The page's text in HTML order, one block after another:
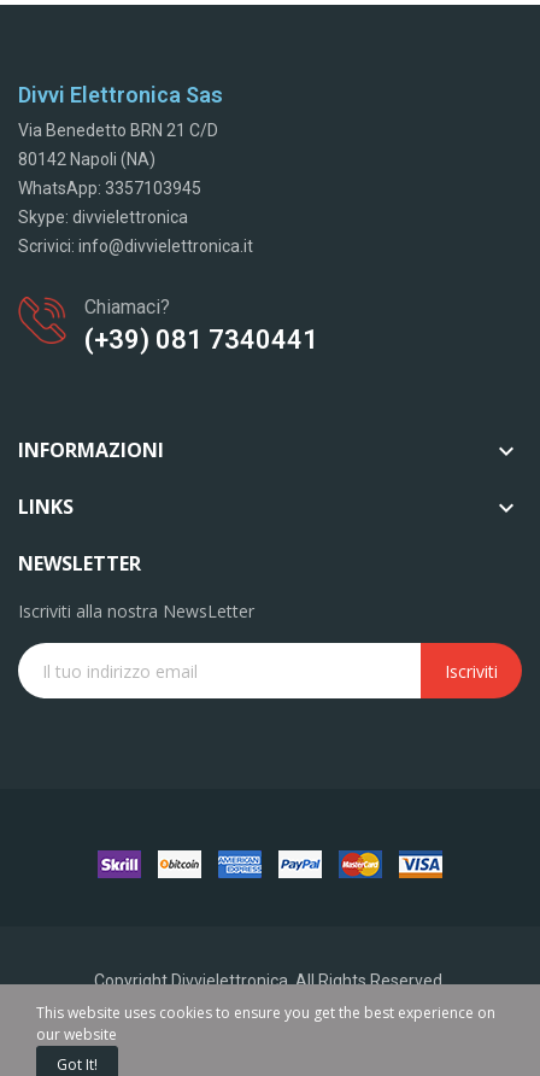
Divvi Elettronica Sas
Via Benedetto BRN 21 C/D
80142 Napoli (NA)
WhatsApp: 3357103945
Skype: divvielettronica
Scrivici: info@divvielettronica.it
Chiamaci?
(+39) 081 7340441
INFORMAZIONI 
LINKS 
NEWSLETTER
Iscriviti alla nostra NewsLetter
Iscriviti
Copyright Divvielettronica. All Rights Reserved.
This website uses cookies to ensure you get the best experience on
our website
Got It!